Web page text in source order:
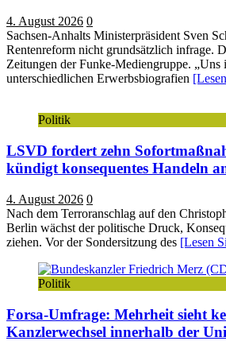
4. August 2026 0
Sachsen-Anhalts Ministerpräsident Sven
Rentenreform nicht grundsätzlich infrage.
Zeitungen der Funke-Mediengruppe. „Uns
unterschiedlichen Erwerbsbiografien
Politik
LSVD fordert zehn
kündigt konsequentes Handeln
4. August 2026 0
Nach dem Terroranschlag auf den
Berlin wächst der politische Druck,
ziehen. Vor der Sondersitzung des [Lesen
Politik
Forsa-Umfrage: Mehrheit sieht
Kanzlerwechsel innerhalb der